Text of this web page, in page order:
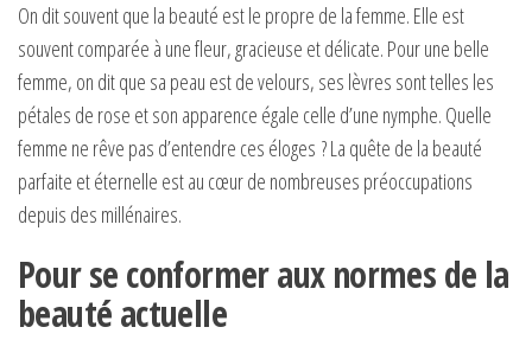
On dit souvent que la beauté est le propre de la femme. Elle est
souvent comparée à une fleur, gracieuse et délicate. Pour une belle
femme, on dit que sa peau est de velours, ses lèvres sont telles les
pétales de rose et son apparence égale celle d’une nymphe. Quelle
femme ne rêve pas d’entendre ces éloges ? La quête de la beauté
parfaite et éternelle est au cœur de nombreuses préoccupations
depuis des millénaires.
Pour se conformer aux normes de la
beauté actuelle